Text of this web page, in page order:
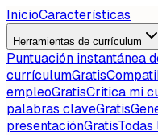
InicioCaracterísticas
Herramientas de currículum
Puntuación instantánea
currículumGratis
empleoGratisCritica mi
palabras claveGratis
presentaciónGratis